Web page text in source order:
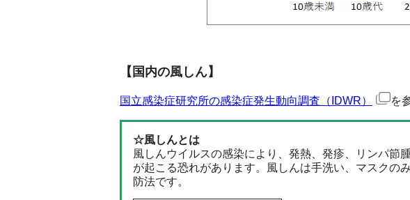
【国内の風しん】
国立感染症研究所の感染症発生動向調査（IDWR） を
☆風しんとは
風しんウイルスの感染により、発熱、発疹、リンパ節
が起こる恐れがあります。風しんは手洗い、マスクの
防法です。